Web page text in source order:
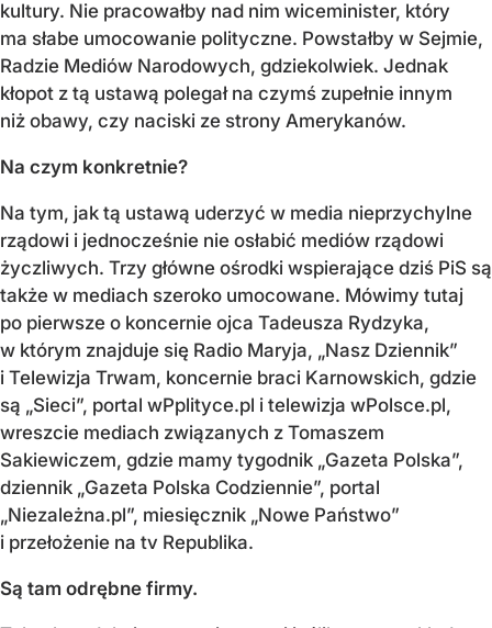
kultury. Nie pracowałby nad nim wiceminister, który
ma słabe umocowanie polityczne. Powstałby w Sejmie,
Radzie Mediów Narodowych, gdziekolwiek. Jednak
kłopot z tą ustawą polegał na czymś zupełnie innym
niż obawy, czy naciski ze strony Amerykanów.
Na czym konkretnie?
Na tym, jak tą ustawą uderzyć w media nieprzychylne
rządowi i jednocześnie nie osłabić mediów rządowi
życzliwych. Trzy główne ośrodki wspierające dziś PiS są
także w mediach szeroko umocowane. Mówimy tutaj
po pierwsze o koncernie ojca Tadeusza Rydzyka,
w którym znajduje się Radio Maryja, „Nasz Dziennik”
i Telewizja Trwam, koncernie braci Karnowskich, gdzie
są „Sieci”, portal wPplityce.pl i telewizja wPolsce.pl,
wreszcie mediach związanych z Tomaszem
Sakiewiczem, gdzie mamy tygodnik „Gazeta Polska”,
dziennik „Gazeta Polska Codziennie”, portal
„Niezależna.pl”, miesięcznik „Nowe Państwo”
i przełożenie na tv Republika.
Są tam odrębne firmy.